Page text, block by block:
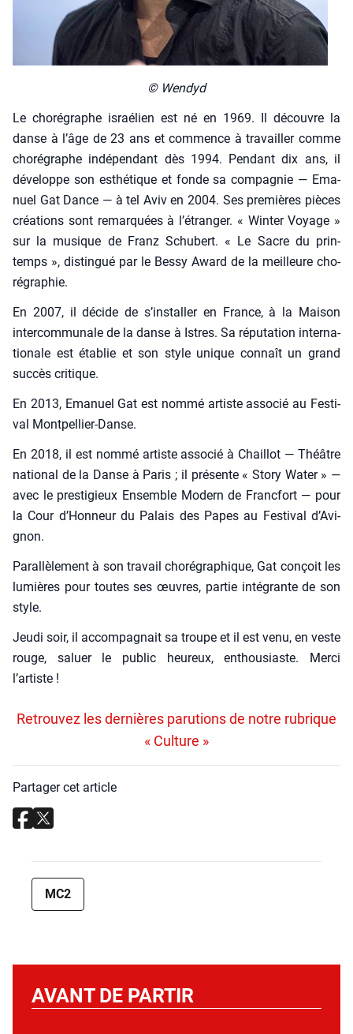
© Wen­dyd
Le cho­ré­graphe israé­lien est né en 1969. Il découvre la
danse à l’âge de 23 ans et com­mence à tra­vailler comme
cho­ré­graphe indé­pen­dant dès 1994. Pen­dant dix ans, il
déve­loppe son esthé­tique et fonde sa com­pa­gnie — Ema­
nuel Gat Dance — à tel Aviv en 2004. Ses pre­mières pièces
créa­tions sont remar­quées à l’étranger. « Win­ter Voyage »
sur la musique de Franz Schu­bert. « Le Sacre du prin­
temps », dis­tin­gué par le Bes­sy Award de la meilleure cho­
ré­gra­phie.
En 2007, il décide de s’ins­tal­ler en France, à la Mai­son
inter­com­mu­nale de la danse à Istres. Sa répu­ta­tion inter­na­
tio­nale est éta­blie et son style unique connaît un grand
suc­cès cri­tique.
En 2013, Ema­nuel Gat est nom­mé artiste asso­cié au Fes­ti­
val Mont­pel­lier-Danse.
En 2018, il est nom­mé artiste asso­cié à Chaillot — Théâtre
natio­nal de la Danse à Paris ; il pré­sente « Sto­ry Water » —
avec le pres­ti­gieux Ensemble Modern de Franc­fort — pour
la Cour d’Hon­neur du Palais des Papes au Fes­ti­val d’A­vi­
gnon.
Paral­lè­le­ment à son tra­vail cho­ré­gra­phique, Gat conçoit les
lumières pour toutes ses œuvres, par­tie inté­grante de son
style.
Jeu­di soir, il accom­pa­gnait sa troupe et il est venu, en veste
rouge, saluer le public heu­reux, enthou­siaste. Mer­ci
l’artiste !
Retrouvez les dernières parutions de notre rubrique
« Culture »
Partager cet article
MC2
AVANT DE PARTIR